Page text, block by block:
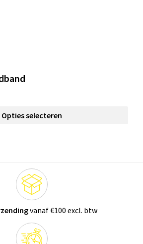
Opties selecteren
vanaf €100 excl. btw